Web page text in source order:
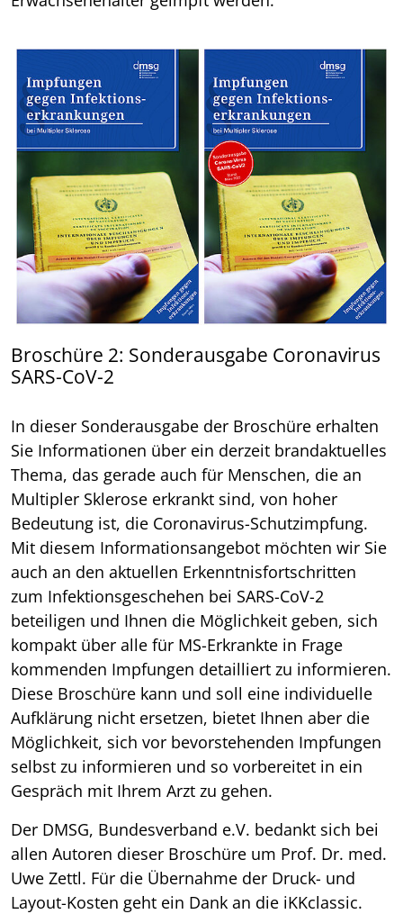
Broschüre 2: Sonderausgabe Coronavirus
SARS-CoV-2
In dieser Sonderausgabe der Broschüre erhalten
Sie Informationen über ein derzeit brandaktuelles
Thema, das gerade auch für Menschen, die an
Multipler Sklerose erkrankt sind, von hoher
Bedeutung ist, die Coronavirus-Schutzimpfung.
Mit diesem Informationsangebot möchten wir Sie
auch an den aktuellen Erkenntnisfortschritten
zum Infektionsgeschehen bei SARS-CoV-2
beteiligen und Ihnen die Möglichkeit geben, sich
kompakt über alle für MS-Erkrankte in Frage
kommenden Impfungen detailliert zu informieren.
Diese Broschüre kann und soll eine individuelle
Aufklärung nicht ersetzen, bietet Ihnen aber die
Möglichkeit, sich vor bevorstehenden Impfungen
selbst zu informieren und so vorbereitet in ein
Gespräch mit Ihrem Arzt zu gehen.
Der DMSG, Bundesverband e.V. bedankt sich bei
allen Autoren dieser Broschüre um Prof. Dr. med.
Uwe Zettl. Für die Übernahme der Druck- und
Layout-Kosten geht ein Dank an die iKKclassic.